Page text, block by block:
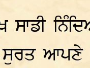
ਸੁਰਤ